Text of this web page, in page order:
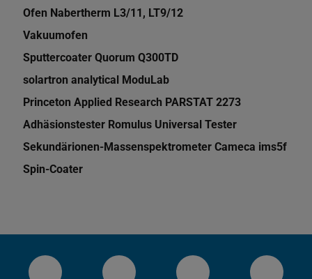
Ofen Nabertherm L3/11, LT9/12
Vakuumofen
Sputtercoater Quorum Q300TD
solartron analytical ModuLab
Princeton Applied Research PARSTAT 2273
Adhäsionstester Romulus Universal Tester
Sekundärionen-Massenspektrometer Cameca ims5f
Spin-Coater